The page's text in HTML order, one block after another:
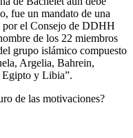
fue un mandato de una
por el Consejo de DDHH
de los 22 miembros
grupo islámico compuesto
Argelia, Bahrein,
y Libia”.
de las motivaciones?